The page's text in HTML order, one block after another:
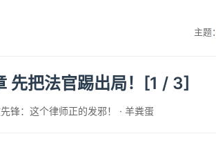
主题：
先把法官踢出局！[1 / 3]
锋：这个律师正的发邪！ · 羊粪蛋